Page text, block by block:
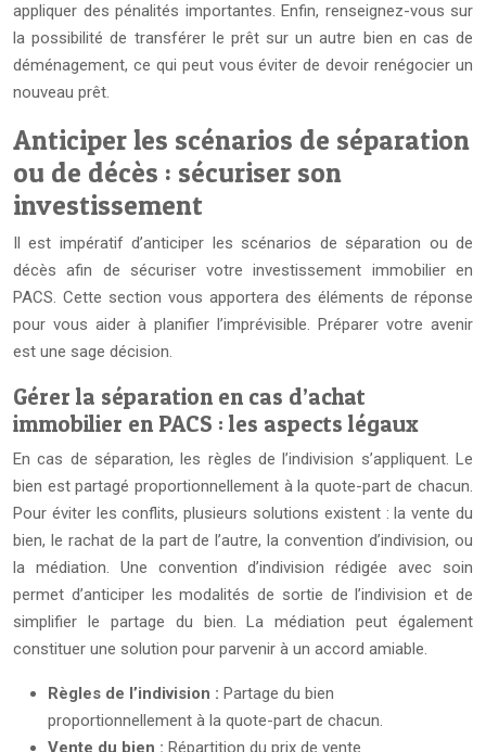
appliquer des pénalités importantes. Enfin, renseignez-vous sur
la possibilité de transférer le prêt sur un autre bien en cas de
déménagement, ce qui peut vous éviter de devoir renégocier un
nouveau prêt.
Anticiper les scénarios de séparation
ou de décès : sécuriser son
investissement
Il est impératif d’anticiper les scénarios de séparation ou de
décès afin de sécuriser votre investissement immobilier en
PACS. Cette section vous apportera des éléments de réponse
pour vous aider à planifier l’imprévisible. Préparer votre avenir
est une sage décision.
Gérer la séparation en cas d’achat
immobilier en PACS : les aspects légaux
En cas de séparation, les règles de l’indivision s’appliquent. Le
bien est partagé proportionnellement à la quote-part de chacun.
Pour éviter les conflits, plusieurs solutions existent : la vente du
bien, le rachat de la part de l’autre, la convention d’indivision, ou
la médiation. Une convention d’indivision rédigée avec soin
permet d’anticiper les modalités de sortie de l’indivision et de
simplifier le partage du bien. La médiation peut également
constituer une solution pour parvenir à un accord amiable.
Règles de l’indivision : Partage du bien
proportionnellement à la quote-part de chacun.
Vente du bien : Répartition du prix de vente